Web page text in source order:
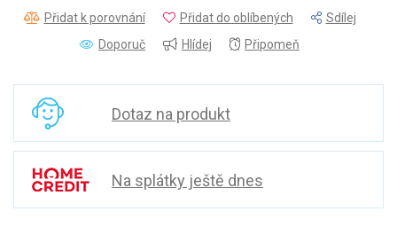
Přidat k porovnání Přidat do oblíbených
Sdílej
Doporuč
Hlídej Připomeň
Dotaz na produkt
Na splátky ještě dnes